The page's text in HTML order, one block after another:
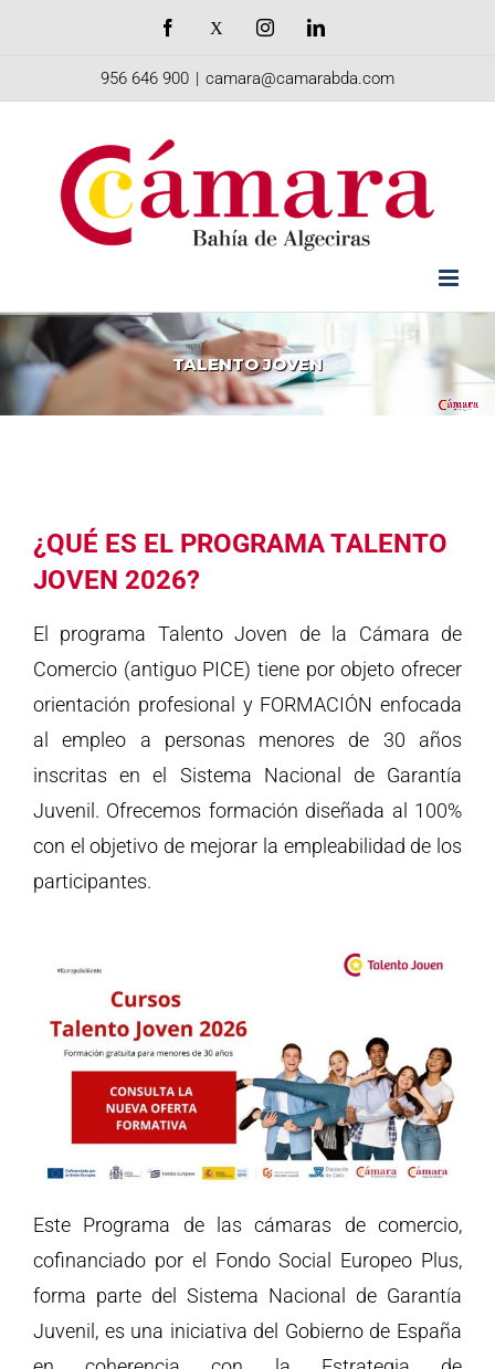
Facebook InstagramLinkedIn
956 646 900 | camara@camarabda.com
TALENTO JOVEN
¿QUÉ ES EL PROGRAMA TALENTO
JOVEN 2026?
El programa Talento Joven de la Cámara de
Comercio (antiguo PICE) tiene por objeto ofrecer
orientación profesional y FORMACIÓN enfocada
al empleo a personas menores de 30 años
inscritas en el Sistema Nacional de Garantía
Juvenil. Ofrecemos formación diseñada al 100%
con el objetivo de mejorar la empleabilidad de los
participantes.
Este Programa de las cámaras de comercio,
cofinanciado por el Fondo Social Europeo Plus,
forma parte del Sistema Nacional de Garantía
Juvenil, es una iniciativa del Gobierno de España